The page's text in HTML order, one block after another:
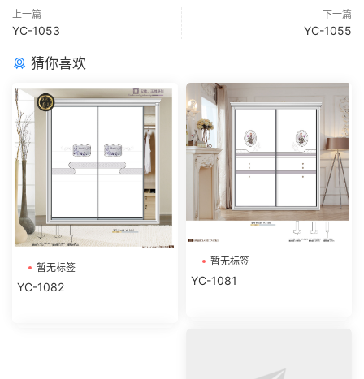
上一篇
YC-1053
下一篇
YC-1055
猜你喜欢
暂无标签
YC-1082
暂无标签
YC-1081